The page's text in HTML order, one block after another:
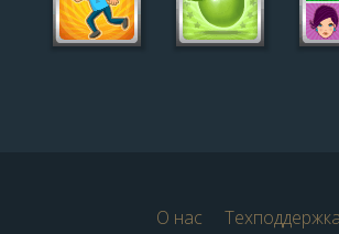
О нас Техподдержка